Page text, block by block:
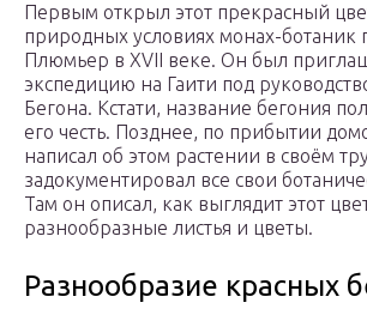
Первым открыл этот прекрасный
природных условиях монах-
Плюмьер в XVII веке. Он был
экспедицию на Гаити под
Бегона. Кстати, название бегония
его честь. Позднее, по прибытии
написал об этом растении в своём
задокументировал все свои
Там он описал, как выглядит этот
разнообразные листья и цветы.
Разнообразие красных